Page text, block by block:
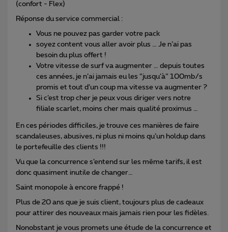
(confort - Flex)
Réponse du service commercial :
Vous ne pouvez pas garder votre pack
soyez content vous aller avoir plus … Je n’ai pas
besoin du plus offert !
Votre vitesse de surf va augmenter … depuis toutes
ces années, je n’ai jamais eu les “jusqu’à” 100mb/s
promis et tout d’un coup ma vitesse va augmenter ?
Si c’est trop cher je peux vous diriger vers notre
filiale scarlet, moins cher mais qualité proximus …
En ces périodes difficiles, je trouve ces manières de faire
scandaleuses, abusives, ni plus ni moins qu’un holdup dans
le portefeuille des clients !!!
Vu que la concurrence s’entend sur les même tarifs, il est
donc quasiment inutile de changer…
Saint monopole à encore frappé !
Plus de 20 ans que je suis client, toujours plus de cadeaux
pour attirer des nouveaux mais jamais rien pour les fidèles.
Nonobstant je vous promets une étude de la concurrence et